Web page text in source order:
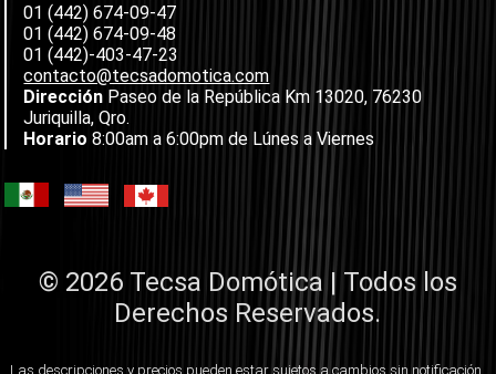
01 (442) 674-09-47
01 (442) 674-09-48
01 (442)-403-47-23
contacto@tecsadomotica.com
Dirección Paseo de la República Km 13020, 76230
Juriquilla, Qro.
Horario 8:00am a 6:00pm de Lúnes a Viernes
© 2026 Tecsa Domótica | Todos los
Derechos Reservados.
Las descripciones y precios pueden estar sujetos a cambios sin notificación.